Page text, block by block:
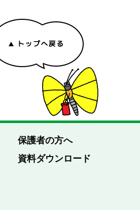
保護者の方へ
資料ダウンロード